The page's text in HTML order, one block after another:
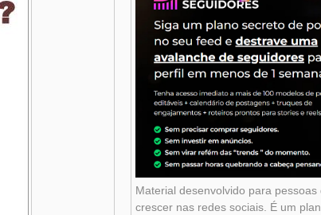
Material desenvolvido para pessoas
crescer nas redes sociais. É um